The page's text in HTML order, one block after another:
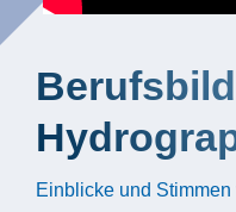
Einblicke und